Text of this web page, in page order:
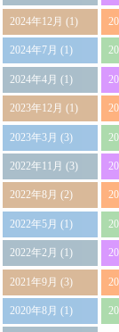
2024年12月 (1)
2024年7月 (1)
2024年4月 (1)
2023年12月 (1)
2023年3月 (3)
2022年11月 (3)
2022年8月 (2)
2022年5月 (1)
2022年2月 (1)
2021年9月 (3)
2020年8月 (1)